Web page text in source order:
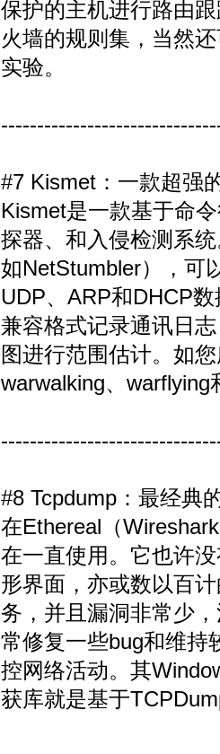
保护的主机进行路由
火墙的规则集，当然
实验。
#7 Kismet：一款超强
Kismet是一款基于命
探器、和入侵检测系
如NetStumbler），可
UDP、ARP和DHCP
兼容格式记录通讯日
图进行范围估计。如
warwalking、
#8 Tcpdump：最经典
在Ethereal（
在一直使用。它也许
形界面，亦或数以百
务，并且漏洞非常少
常修复一些bug和维持
控网络活动。其
获库就是基于